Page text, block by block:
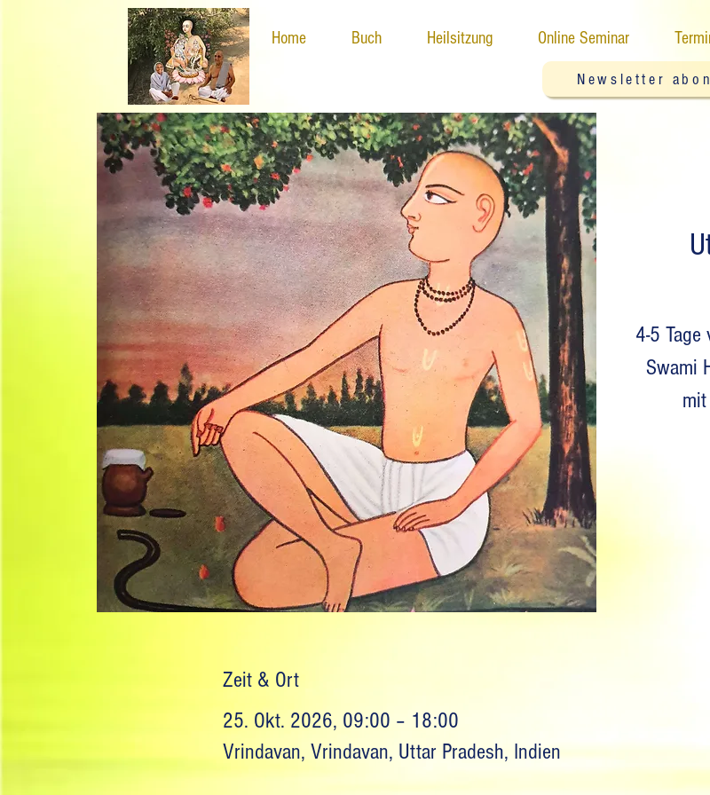
Home Buch Heilsitzung Online Seminar
Newsletter
4-5
Swami
Zeit & Ort
25. Okt. 2026, 09:00 – 18:00
Vrindavan, Vrindavan, Uttar Pradesh, Indien